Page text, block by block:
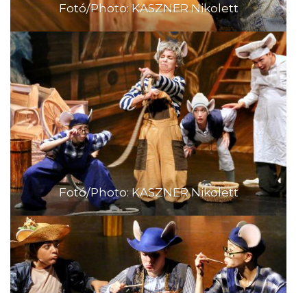
Fotó/Photo: KASZNER Nikolett
Fotó/Photo: KASZNER Nikolett